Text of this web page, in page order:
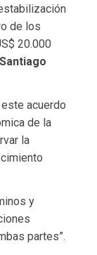
de los
20.000
Santiago
acuerdo
de la
la
y
partes”.